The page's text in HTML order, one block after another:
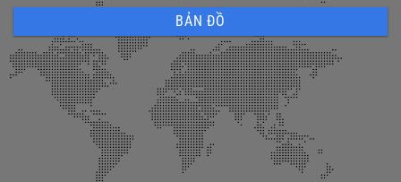
BẢN ĐỒ